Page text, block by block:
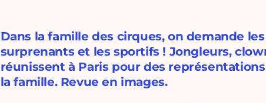
Dans la famille des cirques, on demande
surprenants et les sportifs ! Jongleurs,
réunissent à Paris pour des
la famille. Revue en images.